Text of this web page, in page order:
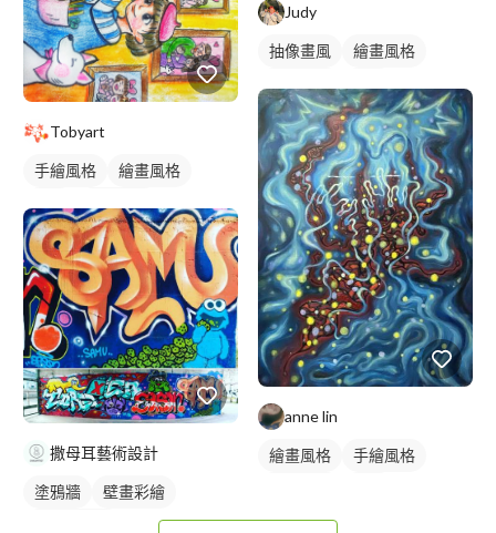
Tobyart
手繪風格
繪畫風格
撒母耳藝術設計
塗鴉牆
壁畫彩繪
Judy
抽像畫風
繪畫風格
插畫畫作
anne lin
繪畫風格
手繪風格
插畫畫作